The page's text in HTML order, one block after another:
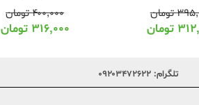
تومان
تومان
۴۰۰,۰۰۰تومان
۳۱۶,۰۰۰ تومان
تلگرام: ۰۹۲۰۳۴۷۲۶۲۲